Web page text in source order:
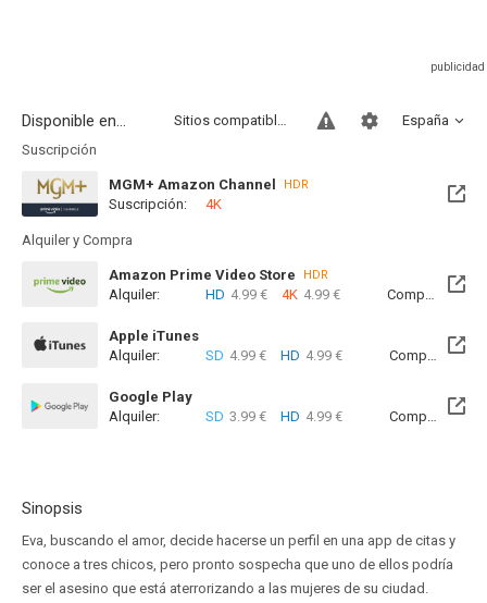
Disponible en... España
Sitios compatibles
Suscripción
MGM+ Amazon Channel HDR
Suscripción: 4K
Alquiler y Compra
Amazon Prime Video Store HDR
Alquiler: HD 4.99 € 4K 4.99 € Compra: HD
Apple iTunes
Alquiler:
SD 4.99 € HD 4.99 € Compra: SD
Google Play
Alquiler:
SD 3.99 € HD 4.99 € Compra: SD
Sinopsis
Eva, buscando el amor, decide hacerse un perfil en una app de citas y
conoce a tres chicos, pero pronto sospecha que uno de ellos podría
ser el asesino que está aterrorizando a las mujeres de su ciudad.